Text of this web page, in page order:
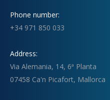
Phone number:
+34 971 850 033
Address:
Via Alemania, 14, 6ª Planta
07458 Ca'n Picafort, Mallorca